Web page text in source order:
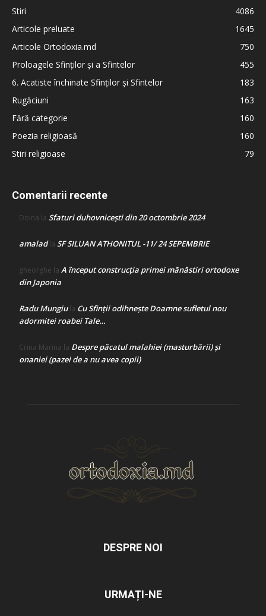
Stiri
4086
Articole preluate
1645
Articole Ortodoxia.md
750
Proloagele Sfinților și a Sfintelor
455
6. Acatiste închinate Sfinților și Sfintelor
183
Rugăciuni
163
Fără categorie
160
Poezia religioasă
160
Stiri religioase
79
Comentarii recente
Doina la Sfaturi duhovnicești din 20 octombrie 2024
amaladla SF SILUAN ATHONITUL -11/ 24 SEPEMBRIE
gheorghe la A început construcţia primei mănăstiri ortodoxe
din Japonia
Radu Mungiula Cu Sfinții odihnește Doamne sufletul nou
adormitei roabei Tale…
Crina Marina la Despre păcatul malahiei (masturbării) şi
onaniei (pazei de a nu avea copii)
DESPRE NOI
URMAȚI-NE